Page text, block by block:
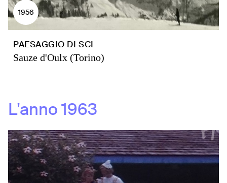
1956
PAESAGGIO DI SCI
Sauze d'Oulx (Torino)
L'anno1963